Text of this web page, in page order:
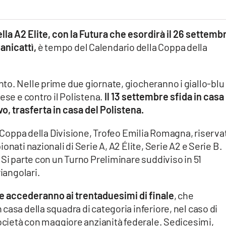
A2 Elite, con la Futura che esordirà il 26
è tempo del Calendario della Coppa della
Nelle prime due giornate, giocheranno i giallo-blu
e contro il Polistena. Il 13 settembre sfida in casa
trasferta in casa del Polistena.
della Divisione, Trofeo Emilia Romagna,
nazionali di Serie A, A2 Élite, Serie A2 e Serie B.
parte con un Turno Preliminare suddiviso in 51
accederanno ai trentaduesimi di finale, che
della squadra di categoria inferiore, nel caso di
con maggiore anzianità federale. Sedicesimi,